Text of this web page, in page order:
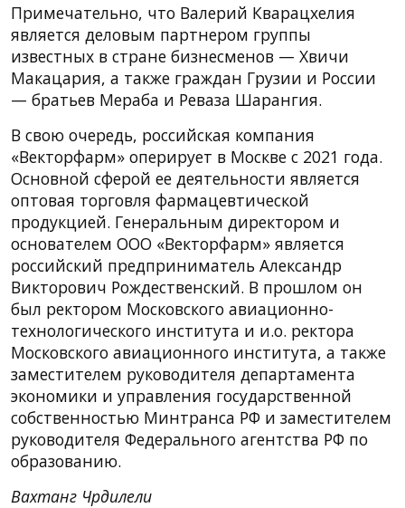
Примечательно, что Валерий Кварацхелия
является деловым партнером группы
известных в стране бизнесменов — Хвичи
Макацария, а также граждан Грузии и России
— братьев Мераба и Реваза Шарангия.
В свою очередь, российская компания
«Векторфарм» оперирует в Москве с 2021 года.
Основной сферой ее деятельности является
оптовая торговля фармацевтической
продукцией. Генеральным директором и
основателем ООО «Векторфарм» является
российский предприниматель Александр
Викторович Рождественский. В прошлом он
был ректором Московского авиационно-
технологического института и и.о. ректора
Московского авиационного института, а также
заместителем руководителя департамента
экономики и управления государственной
собственностью Минтранса РФ и заместителем
руководителя Федерального агентства РФ по
образованию.
Вахтанг Чрдилели